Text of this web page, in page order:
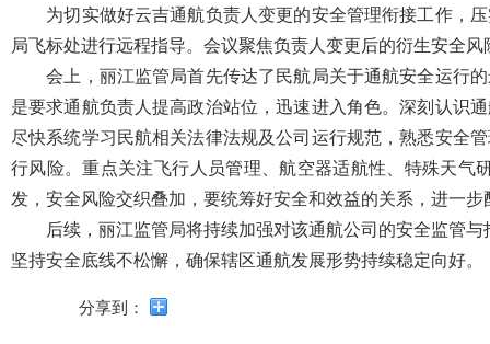
为切实做好云吉通航负责人变更的安全管理衔接工作，
局飞标处进行远程指导。会议聚焦负责人变更后的衍生安全
会上，丽江监管局首先传达了民航局关于通航安全运行
是要求通航负责人提高政治站位，迅速进入角色。深刻认识
尽快系统学习民航相关法律法规及公司运行规范，熟悉安全
行风险。重点关注飞行人员管理、航空器适航性、特殊天
发，安全风险交织叠加，要统筹好安全和效益的关系，进一
后续，丽江监管局将持续加强对该通航公司的安全监管
坚持安全底线不松懈，确保辖区通航发展形势持续稳定向好。
分享到：
碍
说
页
面,
Alt
加
浪
键